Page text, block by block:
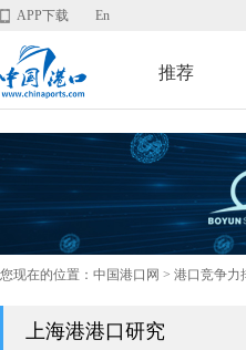
APP下载 En
推荐
您现在的位置： 中国港口网 > 港口竞争力
上海港港口研究